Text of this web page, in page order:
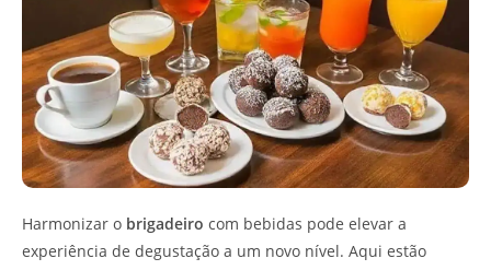
Harmonizar o brigadeiro com bebidas pode elevar a
experiência de degustação a um novo nível. Aqui estão